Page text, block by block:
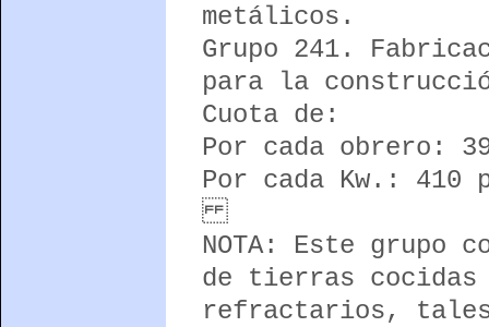
metálicos.
Grupo 241.
para la
Cuota de:
Por cada obrero:
Por cada Kw.: 410
NOTA: Este grupo
de tierras cocidas
refractarios,